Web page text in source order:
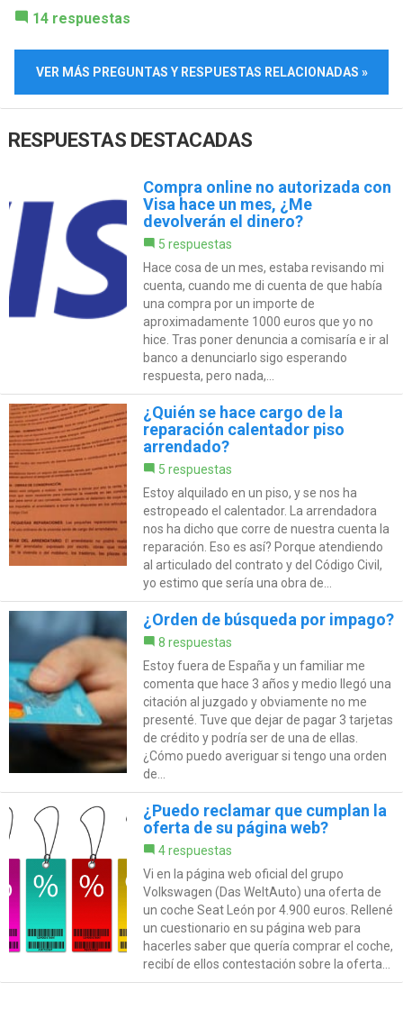
14 respuestas
VER MÁS PREGUNTAS Y RESPUESTAS RELACIONADAS »
RESPUESTAS DESTACADAS
Compra online no autorizada con
Visa hace un mes, ¿Me
devolverán el dinero?
5 respuestas
Hace cosa de un mes, estaba revisando mi
cuenta, cuando me di cuenta de que había
una compra por un importe de
aproximadamente 1000 euros que yo no
hice. Tras poner denuncia a comisaría e ir al
banco a denunciarlo sigo esperando
respuesta, pero nada,...
¿Quién se hace cargo de la
reparación calentador piso
arrendado?
5 respuestas
Estoy alquilado en un piso, y se nos ha
estropeado el calentador. La arrendadora
nos ha dicho que corre de nuestra cuenta la
reparación. Eso es así? Porque atendiendo
al articulado del contrato y del Código Civil,
yo estimo que sería una obra de...
¿Orden de búsqueda por impago?
8 respuestas
Estoy fuera de España y un familiar me
comenta que hace 3 años y medio llegó una
citación al juzgado y obviamente no me
presenté. Tuve que dejar de pagar 3 tarjetas
de crédito y podría ser de una de ellas.
¿Cómo puedo averiguar si tengo una orden
de...
¿Puedo reclamar que cumplan la
oferta de su página web?
4 respuestas
Vi en la página web oficial del grupo
Volkswagen (Das WeltAuto) una oferta de
un coche Seat León por 4.900 euros. Rellené
un cuestionario en su página web para
hacerles saber que quería comprar el coche,
recibí de ellos contestación sobre la oferta...